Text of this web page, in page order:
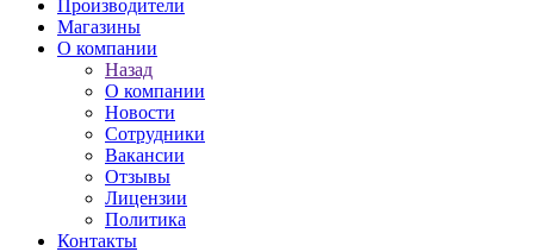
Производители
Магазины
О компании
Назад
О компании
Новости
Сотрудники
Вакансии
Отзывы
Лицензии
Политика
Контакты